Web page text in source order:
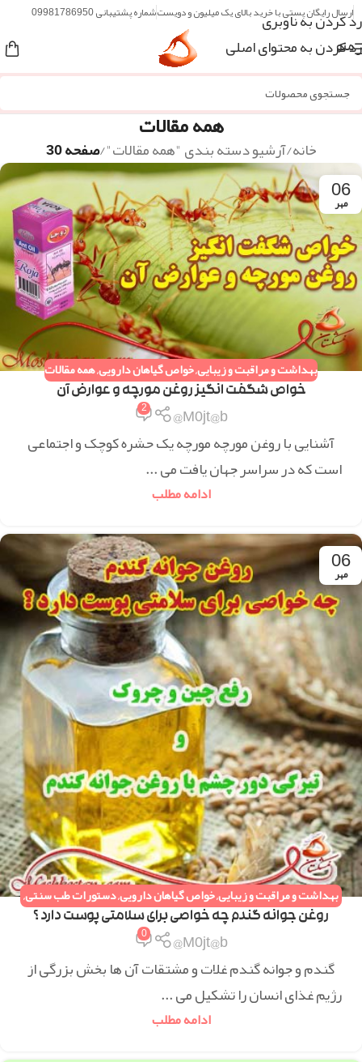
رد کردن به ناوبری
رد کردن به محتوای اصلی
ارسال رایگان پستی با خرید بالای یک میلیون و دویستشماره پشتیبانی 09981786950
منو
همه مقالات
خانه/آرشیو دسته بندی "همه مقالات"/صفحه 30
06
مهر
بهداشت و مراقبت و زیبایی,خواص گیاهان دارویی,همه مقالات
خواص شگفت انگیز روغن مورچه و عوارض آن
M0jt@b@
2
آشنایی با روغن مورچه مورچه یک حشره کوچک و اجتماعی
است که در سراسر جهان یافت می ...
ادامه مطلب
06
مهر
بهداشت و مراقبت و زیبایی,خواص گیاهان دارویی,دستورات طب سنتی,
همه مقالات
روغن جوانه گندم چه خواصی برای سلامتی پوست دارد ؟
M0jt@b@
0
گندم و جوانه گندم غلات و مشتقات آن ها بخش بزرگی از
رژیم غذای انسان را تشکیل می ...
ادامه مطلب